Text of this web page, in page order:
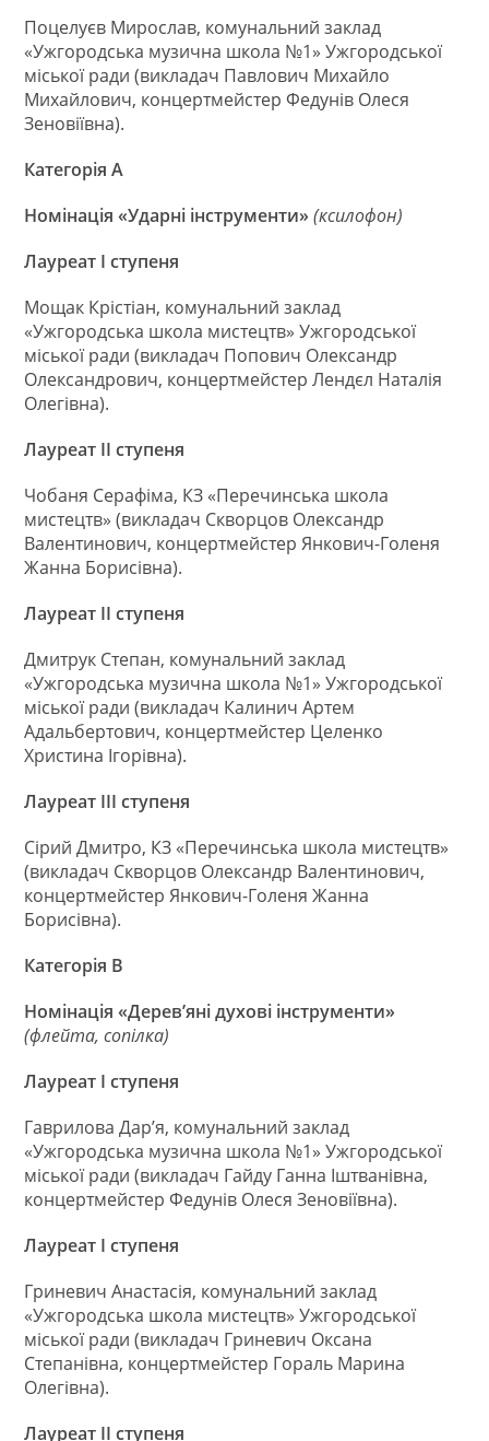
Поцелуєв Мирослав, комунальний заклад
«Ужгородська музична школа №1» Ужгородської
міської ради (викладач Павлович Михайло
Михайлович, концертмейстер Федунів Олеся
Зеновіївна).
Категорія А
Номінація «Ударні інструменти» (ксилофон)
Лауреат І ступеня
Мощак Крістіан, комунальний заклад
«Ужгородська школа мистецтв» Ужгородської
міської ради (викладач Попович Олександр
Олександрович, концертмейстер Лендєл Наталія
Олегівна).
Лауреат ІІ ступеня
Чобаня Серафіма, КЗ «Перечинська школа
мистецтв» (викладач Скворцов Олександр
Валентинович, концертмейстер Янкович-Голеня
Жанна Борисівна).
Лауреат ІІ ступеня
Дмитрук Степан, комунальний заклад
«Ужгородська музична школа №1» Ужгородської
міської ради (викладач Калинич Артем
Адальбертович, концертмейстер Целенко
Христина Ігорівна).
Лауреат ІІІ ступеня
Сірий Дмитро, КЗ «Перечинська школа мистецтв»
(викладач Скворцов Олександр Валентинович,
концертмейстер Янкович-Голеня Жанна
Борисівна).
Категорія В
Номінація «Дерев’яні духові інструменти»
(флейта, сопілка)
Лауреат І ступеня
Гаврилова Дар’я, комунальний заклад
«Ужгородська музична школа №1» Ужгородської
міської ради (викладач Гайду Ганна Іштванівна,
концертмейстер Федунів Олеся Зеновіївна).
Лауреат І ступеня
Гриневич Анастасія, комунальний заклад
«Ужгородська школа мистецтв» Ужгородської
міської ради (викладач Гриневич Оксана
Степанівна, концертмейстер Гораль Марина
Олегівна).
Лауреат ІІ ступеня